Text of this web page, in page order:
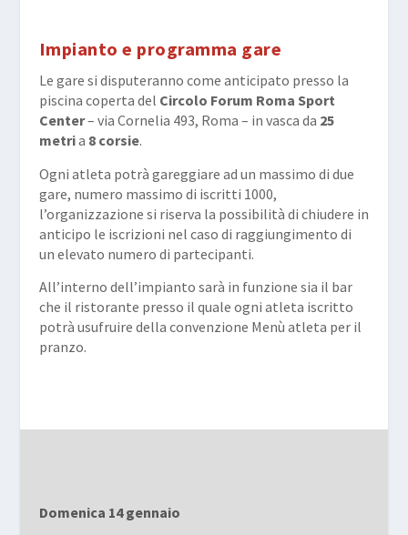
Impianto e programma gare
Le gare si disputeranno come anticipato presso la
piscina coperta del Circolo Forum Roma Sport
Center– via Cornelia 493, Roma – in vasca da 25
metria 8 corsie.
Ogni atleta potrà gareggiare ad un massimo di due
gare, numero massimo di iscritti 1000,
l’organizzazione si riserva la possibilità di chiudere in
anticipo le iscrizioni nel caso di raggiungimento di
un elevato numero di partecipanti.
All’interno dell’impianto sarà in funzione sia il bar
che il ristorante presso il quale ogni atleta iscritto
potrà usufruire della convenzione Menù atleta per il
pranzo.
Domenica 14 gennaio